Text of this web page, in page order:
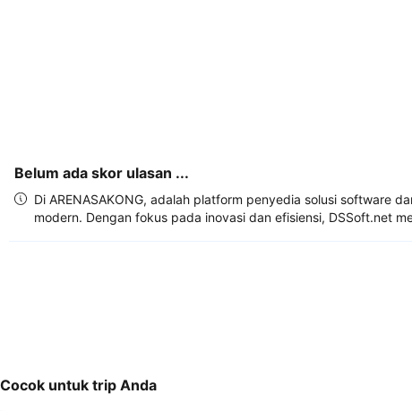
Belum ada skor ulasan ...
Di ARENASAKONG, adalah platform penyedia solusi software
modern. Dengan fokus pada inovasi dan efisiensi, DSSoft.net
Cocok untuk trip Anda